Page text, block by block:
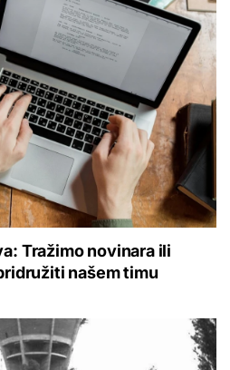
Tražimo novinara ili
našem timu